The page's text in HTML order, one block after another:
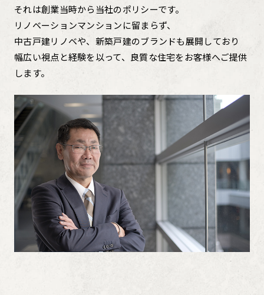
それは創業当時から当社のポリシーです。
リノベーションマンションに留まらず、
中古戸建リノベや、新築戸建のブランドも展開しており
幅広い視点と経験を以って、良質な住宅をお客様へご提供
します。